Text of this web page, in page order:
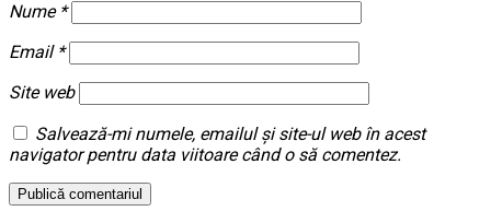
Nume *
Email *
Site web
Salvează-mi numele, emailul și site-ul web în acest
navigator pentru data viitoare când o să comentez.